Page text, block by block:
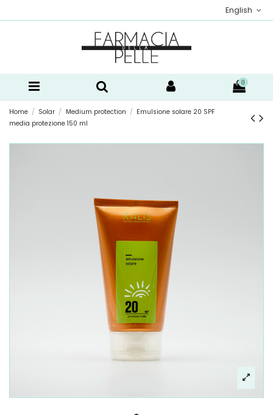
English
0
Home Solar Medium protection
Emulsione solare 20 SPF
media protezione 150 ml